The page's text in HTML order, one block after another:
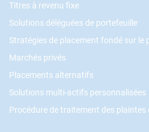
Titres à revenu fixe
Solutions déléguées de portefeuille
Stratégies de placement fondé sur le
Marchés privés
Placements alternatifs
Solutions multi-actifs personnalisées
Procédure de traitement des plaintes